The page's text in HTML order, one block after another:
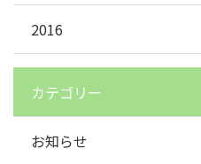
2016
カテゴリー
お知らせ